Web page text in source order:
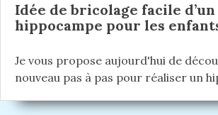
Idée de bricolage facile d’un
hippocampe pour les
Je vous propose aujourd'hui de
nouveau pas à pas pour réaliser un